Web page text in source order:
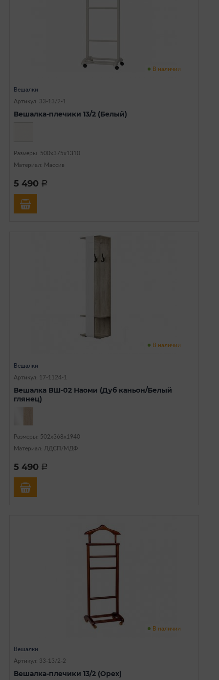
В наличии
Вешалки
Артикул: 33-13/2-1
Вешалка-плечики 13/2 (Белый)
Размеры: 500x375x1310
Материал: Массив
5 490 a
В наличии
Вешалки
Артикул: 17-1124-1
Вешалка ВШ-02 Наоми (Дуб каньон/Белый
глянец)
Размеры: 502х368х1940
Материал: ЛДСП/МДФ
5 490 a
В наличии
Вешалки
Артикул: 33-13/2-2
Вешалка-плечики 13/2 (Орех)